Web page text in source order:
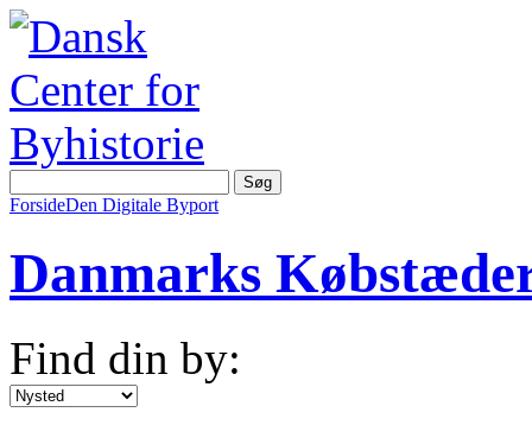
ForsideDen Digitale Byport
Danmarks
Find din by: